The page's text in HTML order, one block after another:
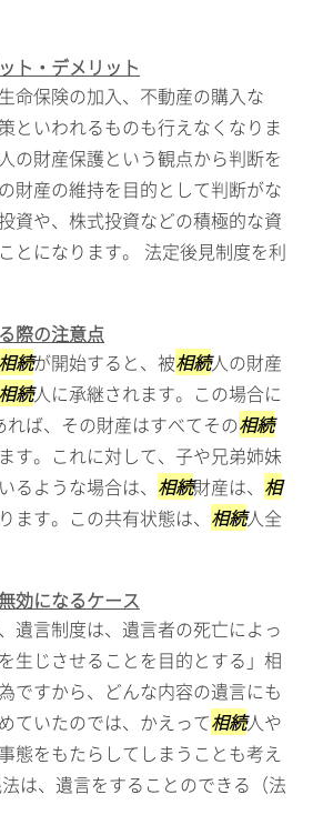
ト・デメリット
命保険の加入、不動産の購入な
といわれるものも行えなくなりま
の財産保護という観点から判断を
財産の維持を目的として判断がな
資や、株式投資などの積極的な資
とになります。 法定後見制度を利
際の注意点
相続が開始すると、被相続人の財産
相続人に承継されます。この場合に
ば、その財産はすべてその相続
す。これに対して、子や兄弟姉妹
るような場合は、 相続財産は、 相
ます。この共有状態は、 相続人全
効になるケース
遺言制度は、遺言者の死亡によっ
生じさせることを目的とする」相
ですから、どんな内容の遺言にも
ていたのでは、かえって相続人や
態をもたらしてしまうことも考え
は、遺言をすることのできる（法